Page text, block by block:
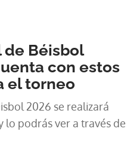
de Béisbol
con estos
el torneo
2026 se realizará
lo podrás ver a través de